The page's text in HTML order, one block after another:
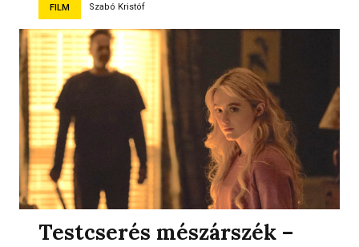
FILM Szabó Kristóf
Testcserés mészárszék –